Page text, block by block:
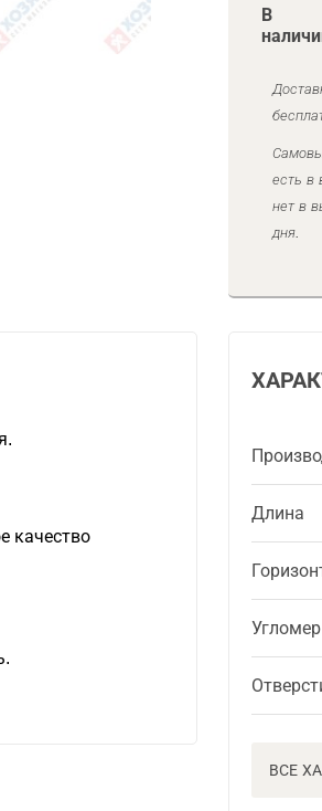
В
есть в
нет в
дня.
Длина
Угломер
ВСЕ
качество